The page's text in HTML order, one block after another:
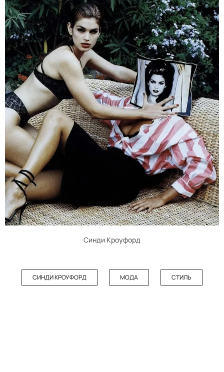
Синди Кроуфорд
СИНДИ КРОУФОРД МОДА СТИЛЬ